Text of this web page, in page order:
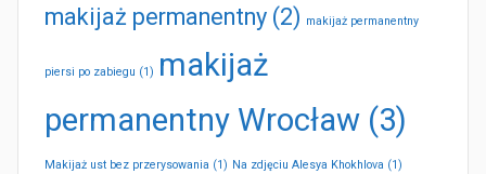
makijaż permanentny (2) makijaż permanentny
piersi po zabiegu (1) makijaż
permanentny Wrocław (3)
Makijaż ust bez przerysowania (1) Na zdjęciu Alesya Khokhlova (1)